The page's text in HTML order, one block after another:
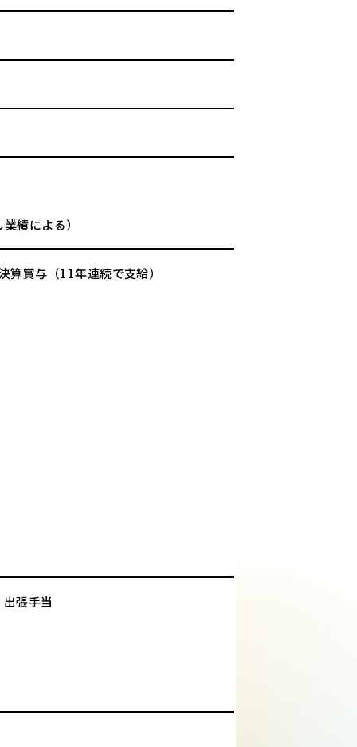
績による）
賞与（11年連続で支給）
張手当